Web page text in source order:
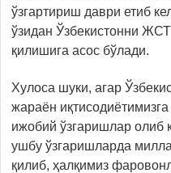
ўзгартириш даври етиб
ўзидан Ўзбекистонни
қилишига асос бўлади.
Хулоса шуки, агар
жараён
ижобий ўзгаришлар олиб
ушбу ўзгаришларда
қилиб, ҳалқимиз